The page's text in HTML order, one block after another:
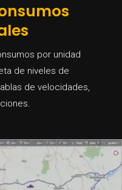
por unidad
de niveles de
de velocidades,